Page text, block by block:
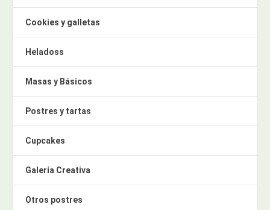
Cookies y galletas
Heladoss
Masas y Básicos
Postres y tartas
Cupcakes
Galería Creativa
Otros postres